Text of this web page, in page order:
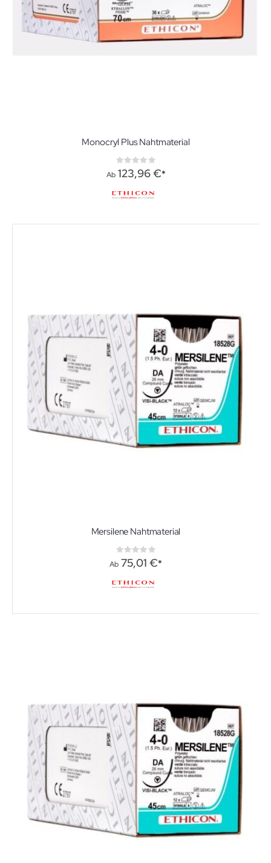
Monocryl Plus Nahtmaterial
Rating:
0%
Ab 123,96 €
Mersilene Nahtmaterial
Rating:
0%
Ab 75,01 €